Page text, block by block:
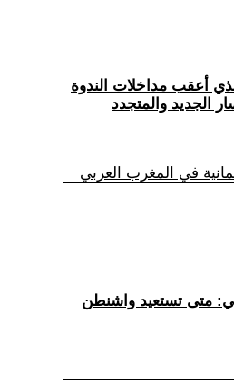
أعقب مداخلات الندوة
الجديد والمتجدد
في المغرب العربي
متى تستعيد واشنطن